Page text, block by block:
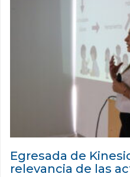
Egresada de
relevancia de las